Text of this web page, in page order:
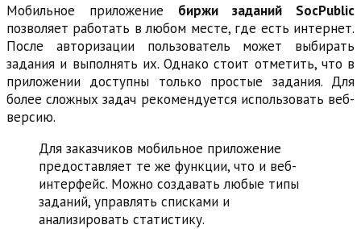
Мобильное приложение биржи заданий SocPublic
позволяет работать в любом месте, где есть интернет.
После авторизации пользователь может выбирать
задания и выполнять их. Однако стоит отметить, что в
приложении доступны только простые задания. Для
более сложных задач рекомендуется использовать веб-
версию.
Для заказчиков мобильное приложение
предоставляет те же функции, что и веб-
интерфейс. Можно создавать любые типы
заданий, управлять списками и
анализировать статистику.